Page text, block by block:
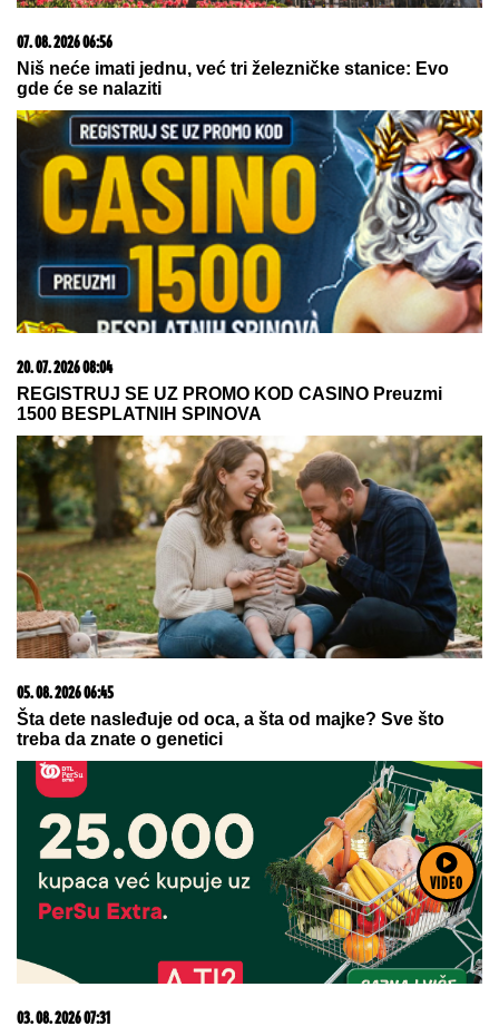
VIDEO
15. 07. 2026 07:44
Većina građana izgubi novac pre nego što stigne na
letovanje - ovih 7 troškova skoro niko ne planira
06. 08. 2026 06:38
Da li je genetika zaslužna za rađanje blizanaca? Istina o
naslednim faktorima i blizanačkoj trudnoći
07. 08. 2026 06:56
Niš neće imati jednu, već tri železničke stanice: Evo
gde će se nalaziti